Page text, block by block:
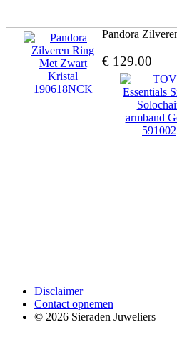
Pandora
€ 129.00
Disclaimer
Contact opnemen
© 2026 Sieraden Juweliers